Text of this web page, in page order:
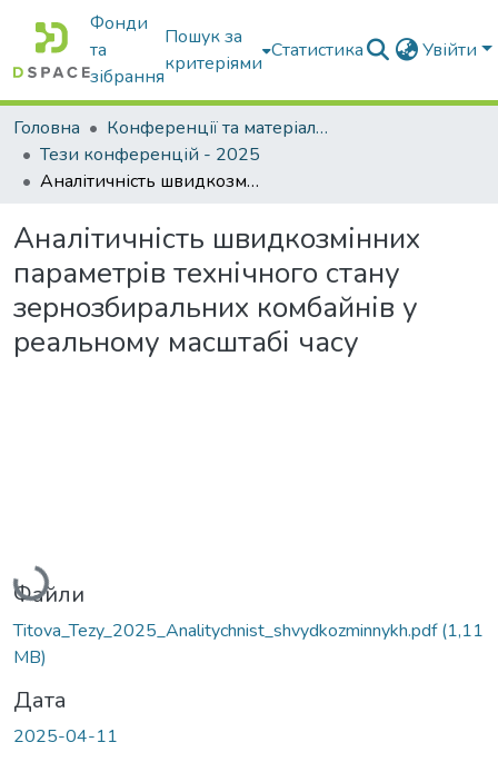
Фонди
та
зібрання
Пошук за
критеріями
Статистика Увійти
Головна
Конференції та матеріали конференцій
Тези конференцій - 2025
Аналітичність швидкозмінних параметрів технічного стану зернозбиральних комбайнів у реальному масштабі часу
Аналітичність швидкозмінних
параметрів технічного стану
зернозбиральних комбайнів у
реальному масштабі часу
Вантажиться...
Файли
Titova_Tezy_2025_Analitychnist_shvydkozminnykh.pdf(1,11
MB)
Дата
2025-04-11